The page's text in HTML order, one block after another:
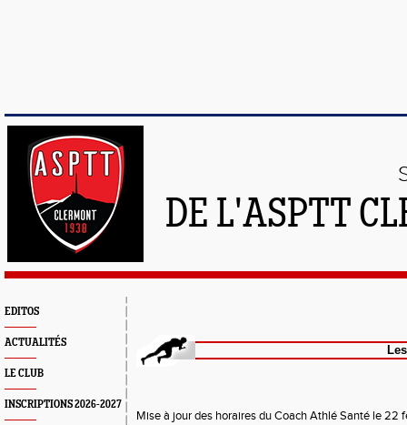
DE L'ASPTT
EDITOS
ACTUALITÉS
LE CLUB
INSCRIPTIONS 2026-2027
Les
Mise à jour des horaires du Coach Athlé Santé le 22